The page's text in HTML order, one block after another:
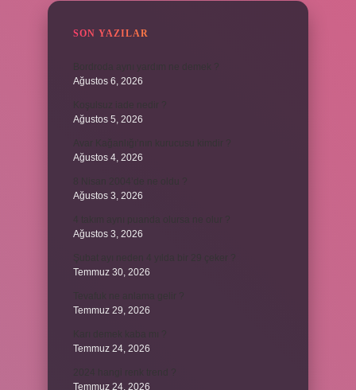
SON YAZILAR
Ağustos 6, 2026
Ağustos 5, 2026
Ağustos 4, 2026
Ağustos 3, 2026
Ağustos 3, 2026
Temmuz 30, 2026
Temmuz 29, 2026
Temmuz 24, 2026
Temmuz 24, 2026